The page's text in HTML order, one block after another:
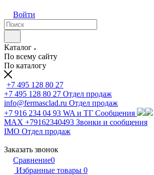
Войти
Каталог
По всему сайту
По каталогу
+7 495 128 80 27
+7 495 128 80 27 Отдел продаж
info@fermasclad.ru Отдел продаж
+7 916 234 04 93 WA и ТГ Сообщения
MAX +79162340493 Звонки и сообщения
IMO Отдел продаж
Заказать звонок
Сравнение0
Избранные товары 0